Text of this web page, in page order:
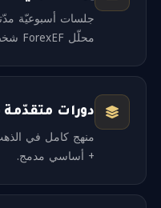
محلّل ForexEF شخصياً.
دورات
منهج كامل في
+ أساسي مدمج.